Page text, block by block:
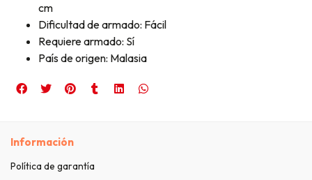
cm
Dificultad de armado: Fácil
Requiere armado: Sí
País de origen: Malasia
Información
Política de garantía